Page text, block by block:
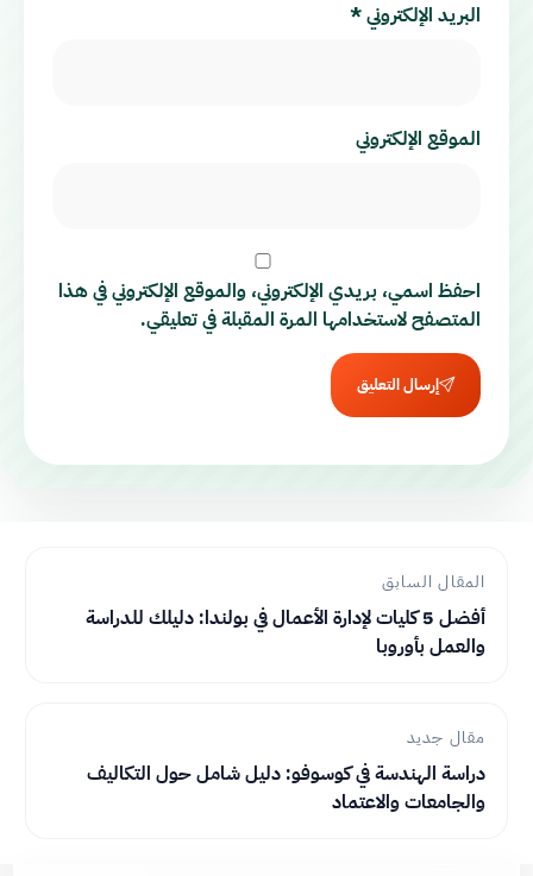
البريد الإلكتروني*
الموقع الإلكتروني
احفظ اسمي، بريدي الإلكتروني، والموقع الإلكتروني في هذا
المتصفح لاستخدامها المرة المقبلة في تعليقي.
إرسال التعليق
المقال السابق
أفضل 5 كليات لإدارة الأعمال في بولندا: دليلك للدراسة
والعمل بأوروبا
مقال جديد
دراسة الهندسة في كوسوفو: دليل شامل حول التكاليف
والجامعات والاعتماد